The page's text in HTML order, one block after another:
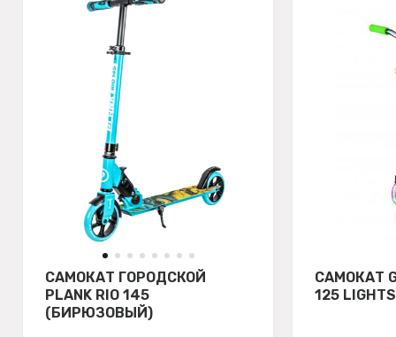
САМОКАТ ГОРОДСКОЙ
PLANK RIO 145
(БИРЮЗОВЫЙ)
САМОКАТ
125